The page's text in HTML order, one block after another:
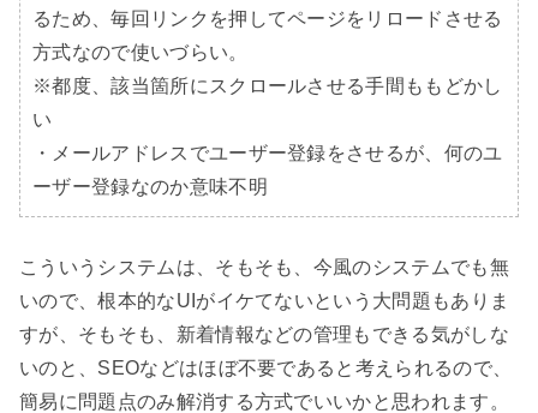
るため、毎回リンクを押してページをリロードさせる
方式なので使いづらい。
※都度、該当箇所にスクロールさせる手間ももどかし
い
・メールアドレスでユーザー登録をさせるが、何のユ
こういうシステムは、そもそも、今風のシステムでも無
いので、根本的なUIがイケてないという大問題もありま
すが、そもそも、新着情報などの管理もできる気がしな
いのと、SEOなどはほぼ不要であると考えられるので、
簡易に問題点のみ解消する方式でいいかと思われます。